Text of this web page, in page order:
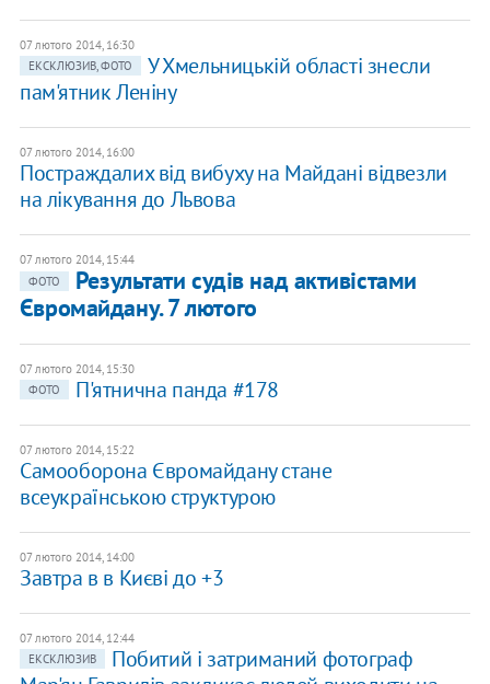
07 лютого 2014, 16:30
ЕКСКЛЮЗИВ, ФОТО
У Хмельницькій області знесли
пам'ятник Леніну
07 лютого 2014, 16:00
Постраждалих від вибуху на Майдані відвезли
на лікування до Львова
07 лютого 2014, 15:44
ФОТО
Результати судів над активістами
Євромайдану. 7 лютого
07 лютого 2014, 15:30
ФОТО
П'ятнична панда #178
07 лютого 2014, 15:22
Самооборона Євромайдану стане
всеукраїнською структурою
07 лютого 2014, 14:00
Завтра в в Києві до +3
07 лютого 2014, 12:44
ЕКСКЛЮЗИВ
Побитий і затриманий фотограф